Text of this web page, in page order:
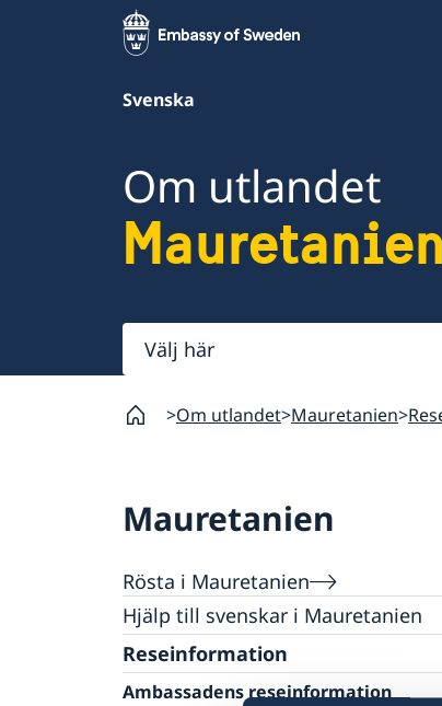
Svenska
Om utlandet
Mauretanien
Välj
här
Om utlandet Mauretanien
Mauretanien
Rösta i Mauretanien
Hjälp till svenskar i Mauretanien
Rösta i Mauretanien
Akut hjälp
Pass utomlands
Reseinformation
Ambassadens reseinformation